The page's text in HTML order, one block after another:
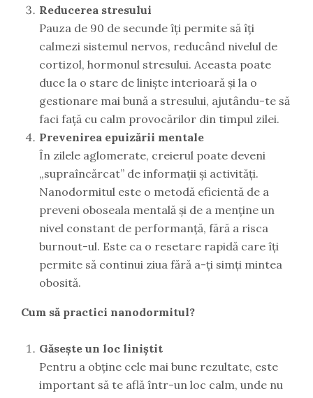
Reducerea stresului
Pauza de 90 de secunde îți permite să îți
calmezi sistemul nervos, reducând nivelul de
cortizol, hormonul stresului. Aceasta poate
duce la o stare de liniște interioară și la o
gestionare mai bună a stresului, ajutându-te să
faci față cu calm provocărilor din timpul zilei.
Prevenirea epuizării mentale
În zilele aglomerate, creierul poate deveni
„supraîncărcat” de informații și activități.
Nanodormitul este o metodă eficientă de a
preveni oboseala mentală și de a menține un
nivel constant de performanță, fără a risca
burnout-ul. Este ca o resetare rapidă care îți
permite să continui ziua fără a-ți simți mintea
obosită.
Cum să practici nanodormitul?
Găsește un loc liniștit
Pentru a obține cele mai bune rezultate, este
important să te află într-un loc calm, unde nu